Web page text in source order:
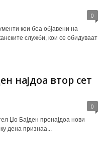
0
кои беа објавени на
служби, кои се обидуваат
најдоа втор сет
0
Џо Бајден пронајдоа нови
дена признаа...